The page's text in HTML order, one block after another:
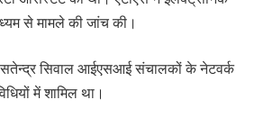
से मामले की जांच की।
सिवाल आईएसआई संचालकों के नेटवर्क
में शामिल था।